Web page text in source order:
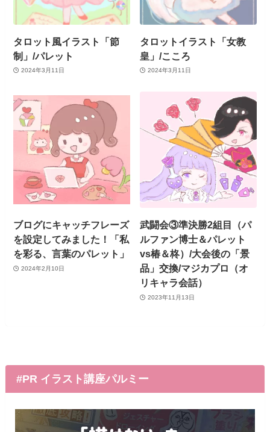
タロット風イラスト「節
制」/パレット
2024年3月11日
タロットイラスト「女教
皇」/こころ
2024年3月11日
ブログにキャッチフレーズ
を設定してみました！「私
を彩る、言葉のパレット」
2024年2月10日
武闘会③準決勝2組目（パ
ルファン博士＆パレット
vs椿＆柊）/大会後の「景
品」交換/マジカプロ（オ
リキャラ会話）
2023年11月13日
#PR イラスト講座パルミー